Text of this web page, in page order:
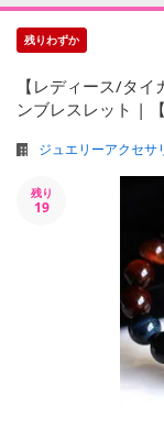
残りわずか
【レディース/タ
ンブレスレット |
ジュエリーアクセ
残り
19